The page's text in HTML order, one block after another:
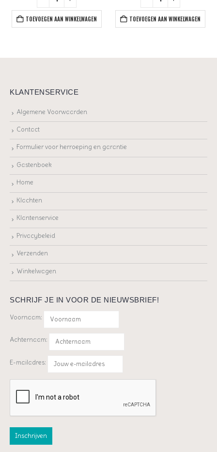
TOEVOEGEN AAN WINKELWAGEN TOEVOEGEN AAN WINKELWAGEN
KLANTENSERVICE
Algemene Voorwaarden
Contact
Formulier voor herroeping en garantie
Gastenboek
Home
Klachten
Klantenservice
Privacybeleid
Verzenden
Winkelwagen
SCHRIJF JE IN VOOR DE NIEUWSBRIEF!
Voornaam:
Achternaam:
E-mailadres: